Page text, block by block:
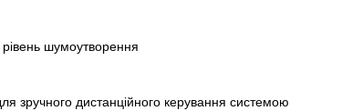
шумоутворення
зручного дистанційного керування системою